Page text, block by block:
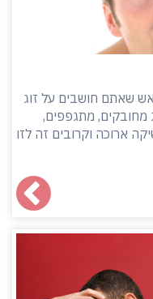
שאתם חושבים על זוג
מחובקים, מתגפפים,
ארוכה וקרובים זה לזו